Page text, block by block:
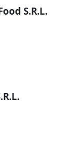
S.R.L.